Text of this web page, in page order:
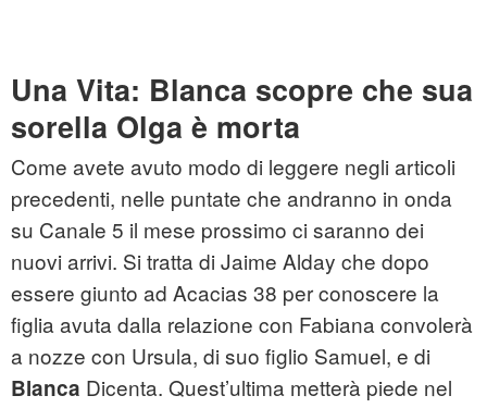
Una Vita: Blanca scopre che sua
sorella Olga è morta
Come avete avuto modo di leggere negli articoli
precedenti, nelle puntate che andranno in onda
su Canale 5 il mese prossimo ci saranno dei
nuovi arrivi. Si tratta di Jaime Alday che dopo
essere giunto ad Acacias 38 per conoscere la
figlia avuta dalla relazione con Fabiana convolerà
a nozze con Ursula, di suo figlio Samuel, e di
Blanca Dicenta. Quest’ultima metterà piede nel